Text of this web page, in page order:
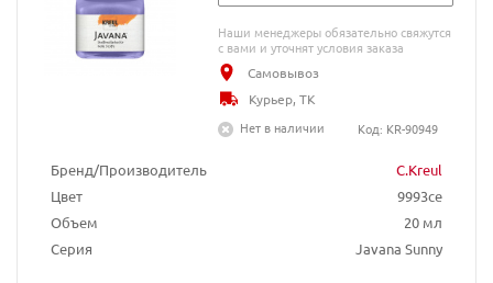
Бренд/Производитель
C.Kreul
Цвет
9993ce
Объем
20 мл
Серия
Javana Sunny
Наши менеджеры обязательно свяжутся
с вами и уточнят условия заказа
Самовывоз
Курьер, ТК
Нет в наличии
Код: KR-90949